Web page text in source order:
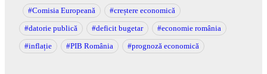
#Comisia Europeană
#creștere economică
#datorie publică
#deficit bugetar
#economie românia
#inflație
#PIB România #prognoză economică